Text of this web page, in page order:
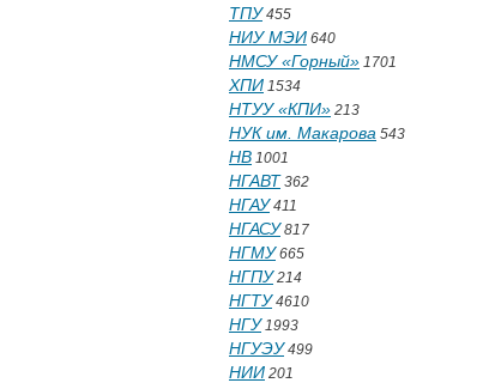
ТПУ455
НИУ МЭИ 640
НМСУ «Горный» 1701
ХПИ 1534
НТУУ «КПИ» 213
НУК им. Макарова 543
НВ 1001
НГАВТ 362
НГАУ411
НГАСУ817
НГМУ665
НГПУ214
НГТУ4610
НГУ1993
НГУЭУ499
НИИ 201